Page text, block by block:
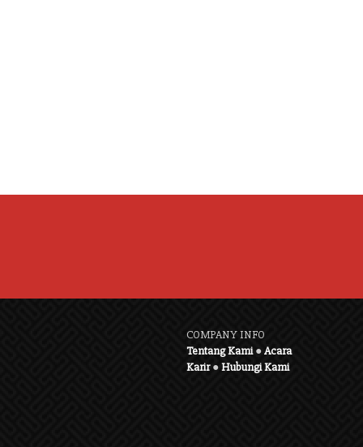
COMPANY INFO
Tentang Kami●Acara
Karir●Hubungi Kami